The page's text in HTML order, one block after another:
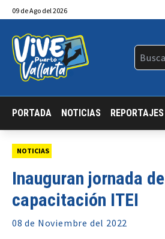
09 deAgo del 2026
PORTADA NOTICIAS REPORTAJES
NOTICIAS
Inauguran jornada de
capacitación ITEI
08 de Noviembre del 2022